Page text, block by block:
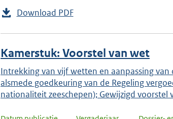
Download PDF
Kamerstuk: Voorstel van wet
Intrekking van vijf wetten en aanpassing
alsmede goedkeuring van de Regeling
nationaliteit zeeschepen); Gewijzigd voorstel